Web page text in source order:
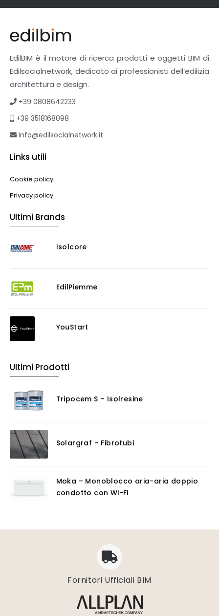
EdilBIM è il motore di ricerca prodotti e oggetti BIM di
Edilsocialnetwork, dedicato ai professionisti dell’edilizia
architettura e design.
+39 0808642233
+39 3518168098
info@edilsocialnetwork.it
Links utili
Cookie policy
Privacy policy
Ultimi Brands
Isolcore
EdilPiemme
YouStart
Ultimi Prodotti
Tripocem S – Isolresine
Solargraf – Fibrotubi
Moka – Monoblocco aria-aria doppio
condotto con Wi-Fi
Fornitori Ufficiali BIM